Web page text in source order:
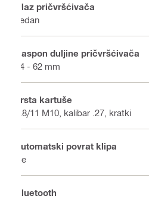
Ulaz pričvršćivača
Jedan
Raspon duljine pričvršćivača
14 - 62 mm
Vrsta kartuše
6.8/11 M10, kalibar .27, kratki
Automatski povrat klipa
Ne
Bluetooth